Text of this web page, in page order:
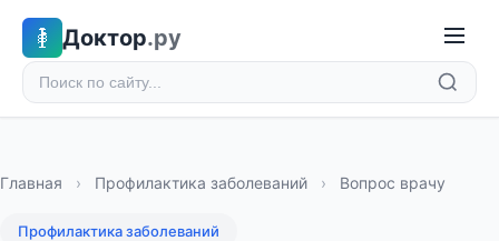
Доктор.ру
Главная › Профилактика заболеваний › Вопрос врачу
Профилактика заболеваний